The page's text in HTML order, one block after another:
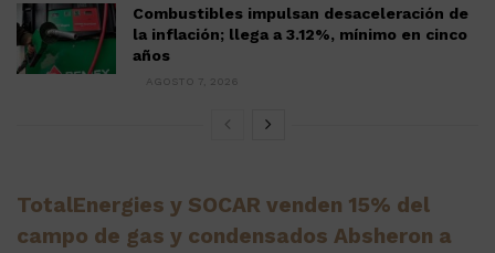
Combustibles impulsan desaceleración de
la inflación; llega a 3.12%, mínimo en cinco
años
AGOSTO 7, 2026
TotalEnergies y SOCAR venden 15% del
campo de gas y condensados Absheron a